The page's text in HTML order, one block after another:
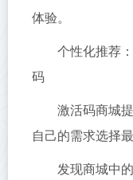
体验。
个性化推荐
码
激活码商城
自己的需求选择
发现商城中